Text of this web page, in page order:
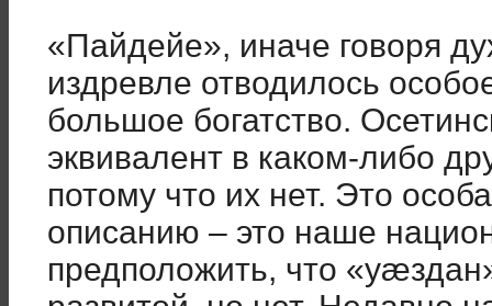
«Пайдейе», иначе говоря
издревле отводилось
большое богатство.
эквивалент в каком-либо
потому что их нет. Это
описанию – это наше
предположить, что